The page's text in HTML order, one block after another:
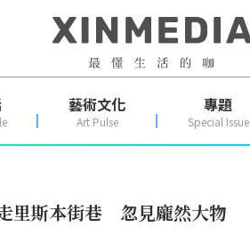
藝術文化
Art Pulse
專題
Special Issue
里斯本街巷 忽見龐然大物